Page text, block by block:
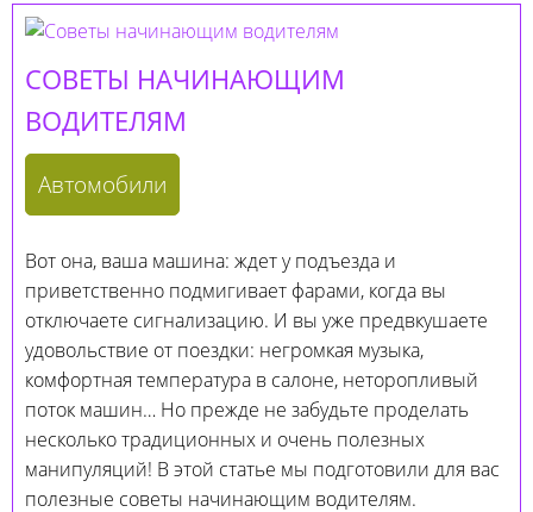
СОВЕТЫ НАЧИНАЮЩИМ
ВОДИТЕЛЯМ
Автомобили
Вот она, ваша машина: ждет у подъезда и
приветственно подмигивает фарами, когда вы
отключаете сигнализацию. И вы уже предвкушаете
удовольствие от поездки: негромкая музыка,
комфортная температура в салоне, неторопливый
поток машин… Но прежде не забудьте проделать
несколько традиционных и очень полезных
манипуляций! В этой статье мы подготовили для вас
полезные советы начинающим водителям.